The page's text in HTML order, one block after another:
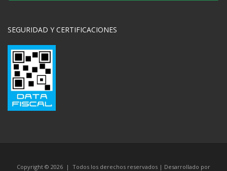
SEGURIDAD Y CERTIFICACIONES
Copyright © 2026 | Todos los derechos reservados | Desarrollado por